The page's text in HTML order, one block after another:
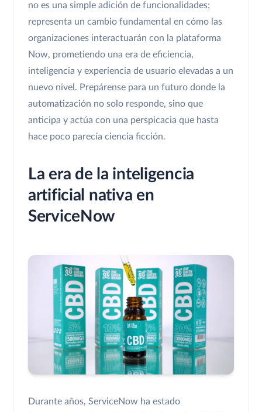
no es una simple adición de funcionalidades;
representa un cambio fundamental en cómo las
organizaciones interactuarán con la plataforma
Now, prometiendo una era de eficiencia,
inteligencia y experiencia de usuario elevadas a un
nuevo nivel. Prepárense para un futuro donde la
automatización no solo responde, sino que
anticipa y actúa con una perspicacia que hasta
hace poco parecía ciencia ficción.
La era de la inteligencia
artificial nativa en
ServiceNow
Durante años, ServiceNow ha estado